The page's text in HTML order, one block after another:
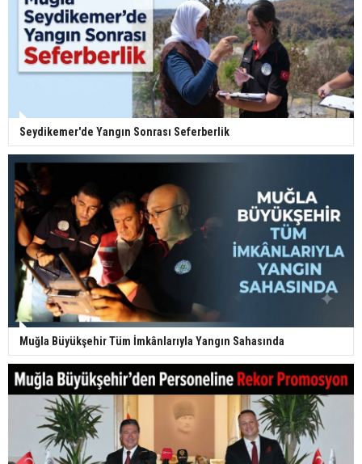
Seydikemer'de Yangın Sonrası Seferberlik
Muğla Büyükşehir Tüm İmkânlarıyla Yangın Sahasında